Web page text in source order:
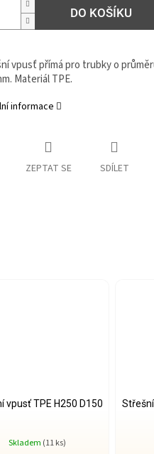
DO KOŠÍKU
vpusť přímá pro trubky o
Materiál TPE.
informace
ZEPTAT SE SDÍLET
vpusť TPE H250 D150
Skladem (11 ks)